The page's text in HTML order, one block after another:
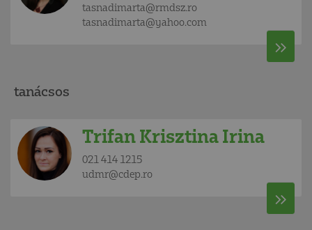
tasnadimarta@rmdsz.ro
tasnadimarta@yahoo.com
tanácsos
Trifan Krisztina Irina
021 414 1215
udmr@cdep.ro